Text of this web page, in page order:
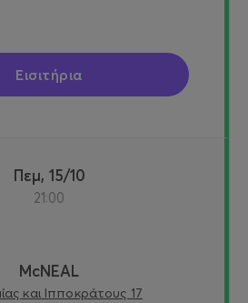
Εισιτήρια
Πεμ, 15/10
21:00
McNEAL
και Ιπποκράτους 17